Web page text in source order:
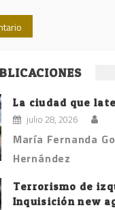
La ciudad que
julio 28, 2026
María Fernanda
Hernández
Terrorismo de
Inquisición new